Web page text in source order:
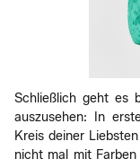
Schließlich geht es
auszusehen: In
Kreis deiner
nicht mal mit